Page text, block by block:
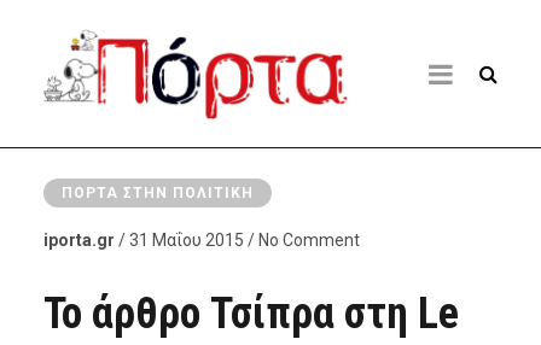
ΠΌΡΤΑ ΣΤΗΝ ΠΟΛΙΤΙΚΉ
iporta.gr / 31 Μαΐου 2015 / No Comment
Το άρθρο Τσίπρα στη Le